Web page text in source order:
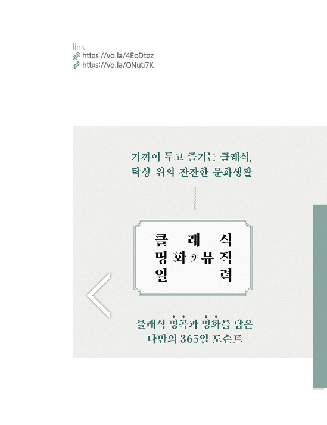
link
https://vo.la/4EoDtpz
https://vo.la/QNuti7K